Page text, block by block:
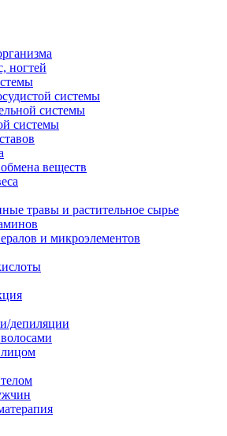
ногтей
системы
системы
системы
веществ
травы и растительное сырье
и микроэлементов
депиляции
лицом